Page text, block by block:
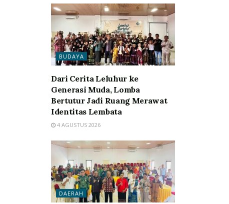
BUDAYA
Dari Cerita Leluhur ke
Generasi Muda, Lomba
Bertutur Jadi Ruang Merawat
Identitas Lembata
4 AGUSTUS 2026
DAERAH